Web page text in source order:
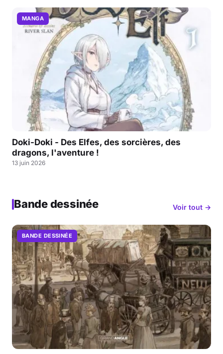
MANGA
Doki-Doki - Des Elfes, des sorcières, des
dragons, l'aventure !
13 juin 2026
Bande dessinée Voir tout →
BANDE DESSINÉE